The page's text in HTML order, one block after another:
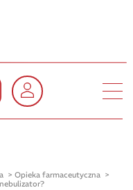
Opieka farmaceutyczna